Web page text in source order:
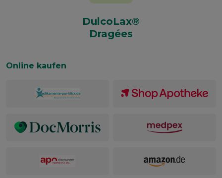
DulcoLax®
Dragées
Online kaufen